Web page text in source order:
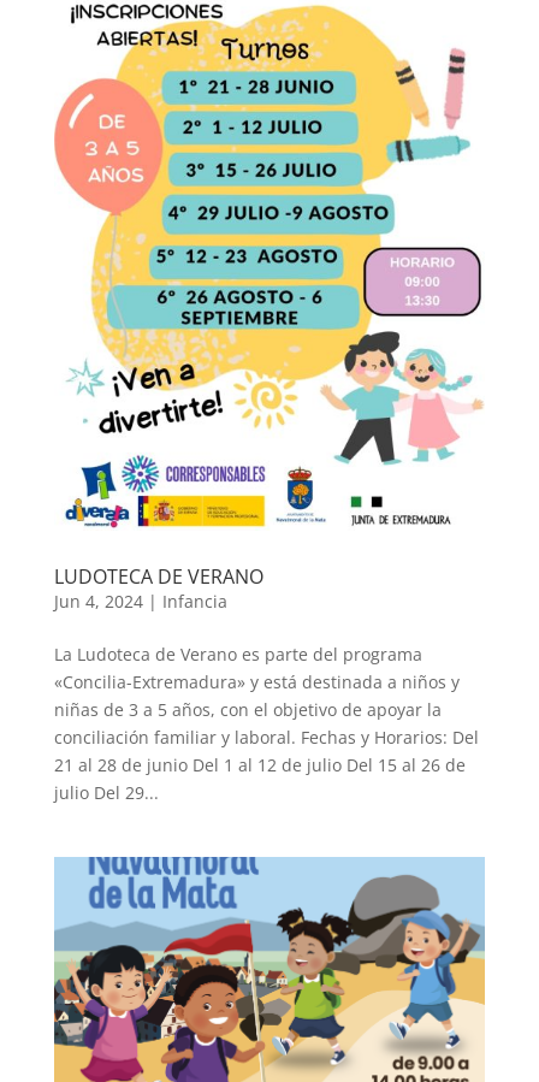
LUDOTECA DE VERANO
Jun 4, 2024| Infancia
La Ludoteca de Verano es parte del programa
«Concilia-Extremadura» y está destinada a niños y
niñas de 3 a 5 años, con el objetivo de apoyar la
conciliación familiar y laboral. Fechas y Horarios: Del
21 al 28 de junio Del 1 al 12 de julio Del 15 al 26 de
julio Del 29...